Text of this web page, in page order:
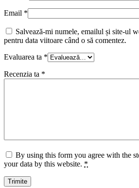
Email *
Salvează-mi numele, emailul și site-ul
pentru data viitoare când o să comentez.
Evaluarea ta *
Recenzia ta *
By using this form you agree with the
your data by this website. *